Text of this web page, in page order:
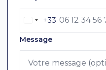
+33
Message